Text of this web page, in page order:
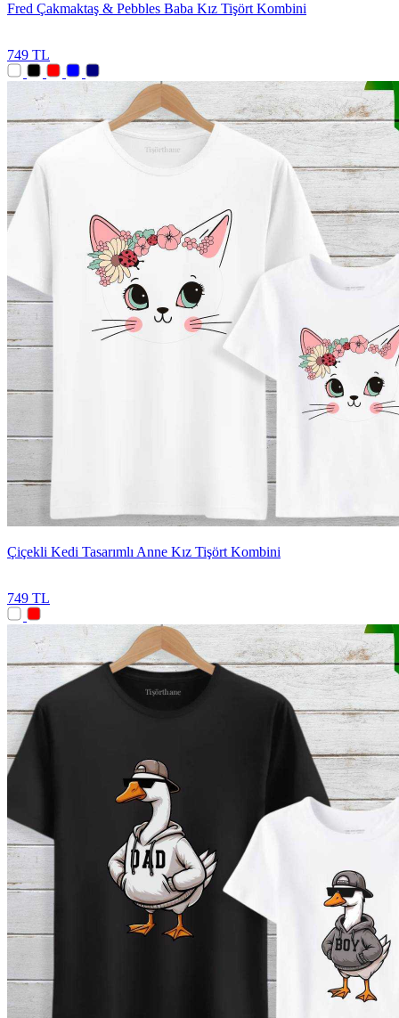
Fred Çakmaktaş & Pebbles Baba Kız Tişört Kombini
749 TL
Çiçekli Kedi Tasarımlı Anne Kız Tişört Kombini
749 TL